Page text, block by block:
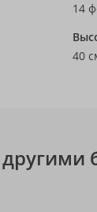
14
40